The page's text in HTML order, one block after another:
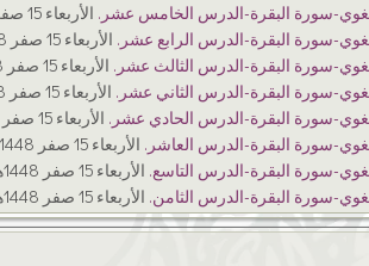
سورة البقرة-الدرس الخامس عشر. الأربعاء 15 صفر 1448هـ 29-7-2026م
سورة البقرة-الدرس الرابع عشر. الأربعاء 15 صفر 1448هـ 29-7-2026م
سورة البقرة-الدرس الثالث عشر. الأربعاء 15 صفر 1448هـ 29-7-2026م
سورة البقرة-الدرس الثاني عشر. الأربعاء 15 صفر 1448هـ 29-7-2026م
سورة البقرة-الدرس الحادي عشر. الأربعاء 15 صفر 1448هـ 29-7-2026م
سورة البقرة-الدرس العاشر. الأربعاء 15 صفر 1448هـ 29-7-2026م
سورة البقرة-الدرس التاسع. الأربعاء 15 صفر 1448هـ 29-7-2026م
سورة البقرة-الدرس الثامن. الأربعاء 15 صفر 1448هـ 29-7-2026م